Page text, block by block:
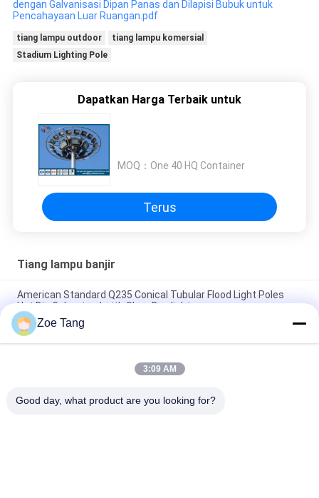
dengan Galvanisasi Dipan Panas dan Dilapisi Bubuk untuk
Pencahayaan Luar Ruangan.pdf
tiang lampu outdoor
tiang lampu komersial
Stadium Lighting Pole
Dapatkan Harga Terbaik untuk
MOQ： One 40 HQ Container
Terus
Tiang lampu banjir
American Standard Q235 Conical Tubular Flood Light Poles
Hot Dip Galvanized with Shoe Box light
Bandara Pencahayaan Kutub Lampu Banjir Poligon, Lampu
Industri Post
H 35m Steel Tubular Parking Lot Light Poles 2mm - 30mm
Zoe Tang
3:09 AM
Good day, what product are you looking for?